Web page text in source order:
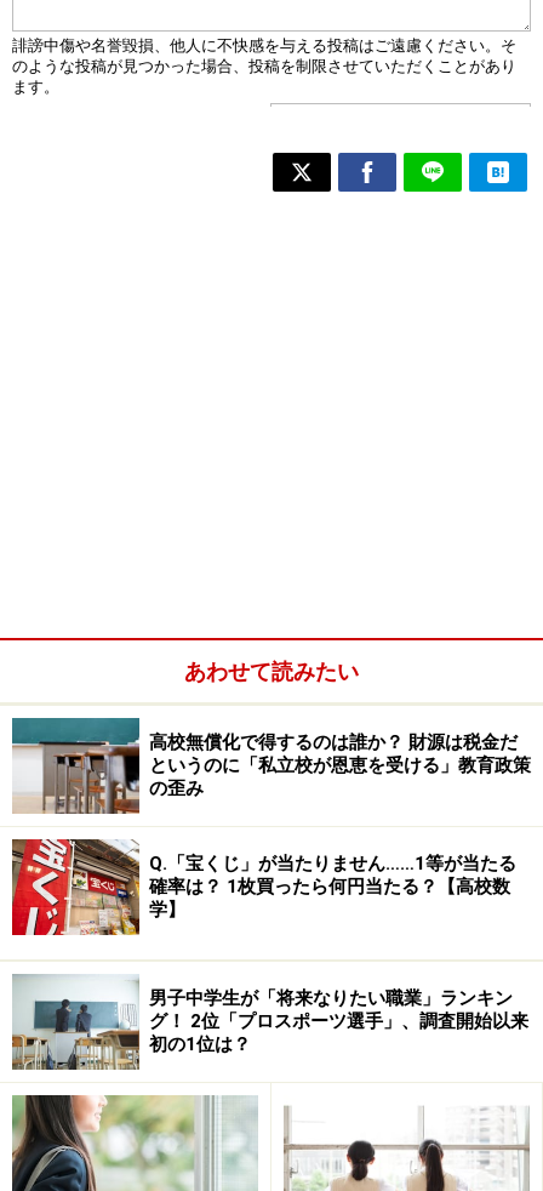
あわせて読みたい
高校無償化で得するのは誰か？ 財源は税金だ
というのに「私立校が恩恵を受ける」教育政策
の歪み
Q.「宝くじ」が当たりません……1等が当たる
確率は？ 1枚買ったら何円当たる？【高校数
学】
男子中学生が「将来なりたい職業」ランキン
グ！ 2位「プロスポーツ選手」、調査開始以来
初の1位は？